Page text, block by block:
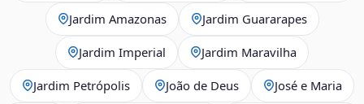
Jardim Amazonas Jardim Guararapes
Jardim Imperial Jardim Maravilha
Jardim Petrópolis João de Deus José e Maria